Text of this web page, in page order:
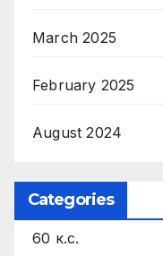
March 2025
February 2025
August 2024
Categories
60 к.с.